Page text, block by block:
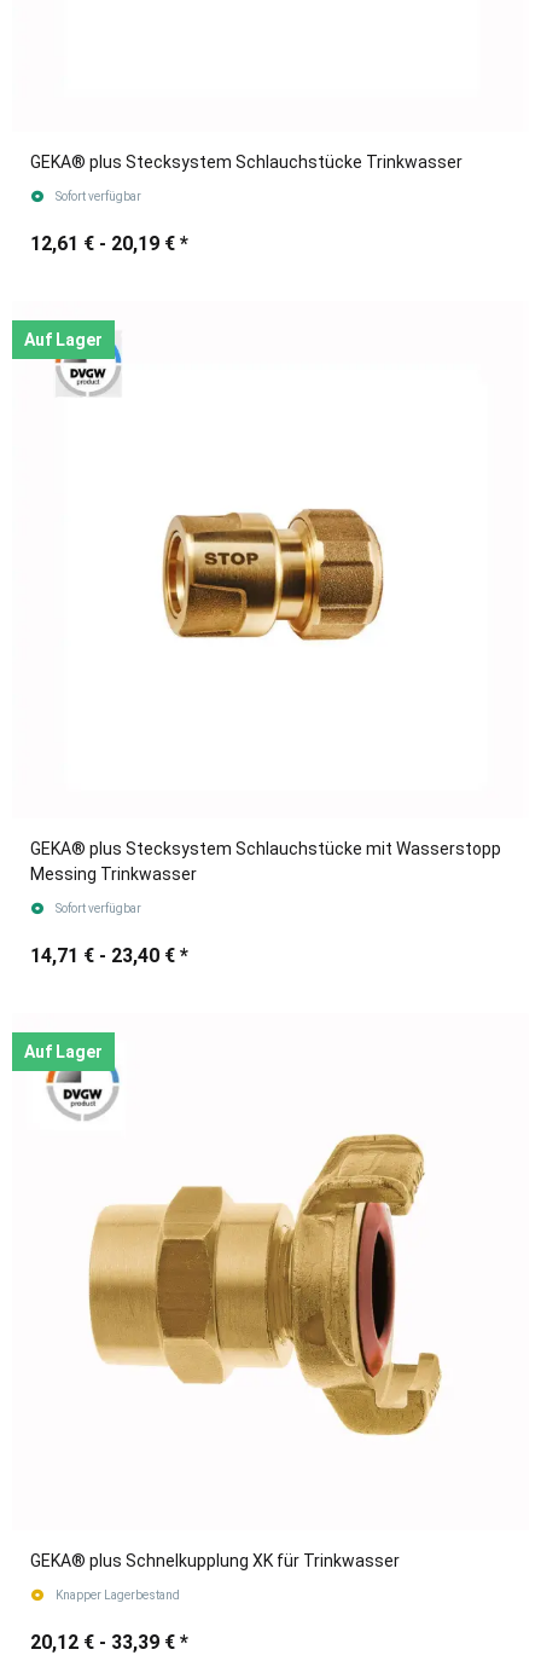
GEKA® plus Stecksystem Schlauchstücke Trinkwasser
Sofort verfügbar
12,61 € - 20,19 € *
Auf Lager
GEKA® plus Stecksystem Schlauchstücke mit Wasserstopp
Messing Trinkwasser
Sofort verfügbar
14,71 € - 23,40 € *
Auf Lager
GEKA® plus Schnelkupplung XK für Trinkwasser
Knapper Lagerbestand
20,12 € - 33,39 € *